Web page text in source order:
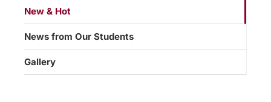
New & Hot
News from Our Students
Gallery